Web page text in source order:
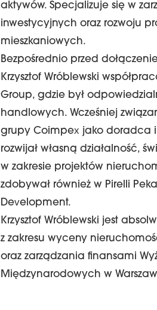
aktywów. Specjalizuje się w
inwestycyjnych oraz rozwoju
mieszkaniowych.
Bezpośrednio przed
Krzysztof Wróblewski
Group, gdzie był
handlowych. Wcześniej
grupy Coimpex jako doradca i
rozwijał własną działalność,
w zakresie projektów
zdobywał również w Pirelli
Development.
Krzysztof Wróblewski jest
z zakresu wyceny
oraz zarządzania finansami
Międzynarodowych w